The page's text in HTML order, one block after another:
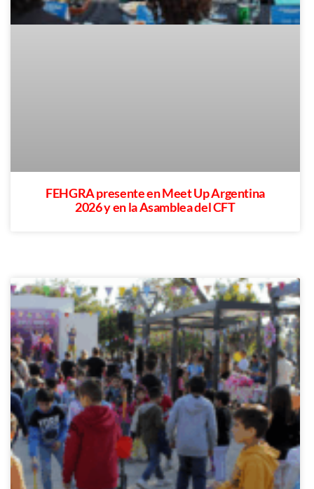
FEHGRA presente en Meet Up Argentina
2026 y en la Asamblea del CFT